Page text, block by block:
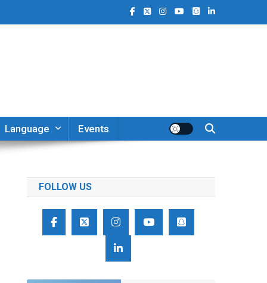
Language Events
FOLLOW US